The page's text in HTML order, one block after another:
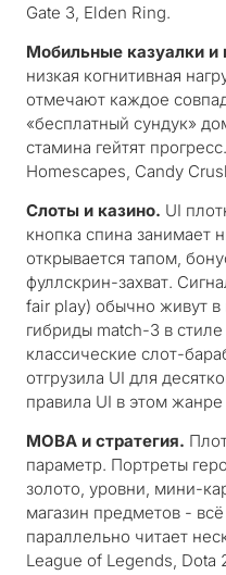
Gate 3, Elden Ring.
Мобильные казуалки и
низкая когнитивная
отмечают каждое
«бесплатный сундук»
стамина гейтят
Homescapes, Candy
Слоты и казино. UI
кнопка спина занимает
открывается тапом,
фуллскрин-захват.
fair play) обычно живут
гибриды match-3 в
классические слот-
отгрузила UI для
правила UI в этом
MOBA и стратегия.
параметр. Портреты
золото, уровни, мини-
магазин предметов -
параллельно читает
League of Legends, Dota